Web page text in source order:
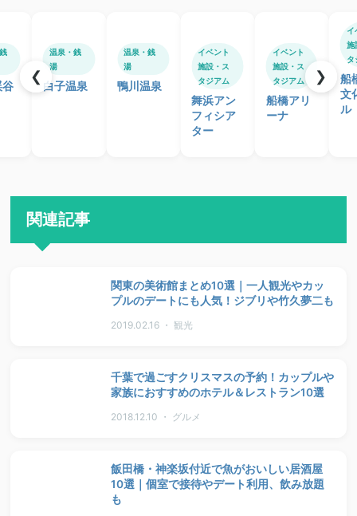
温泉・銭
湯
白子温泉
温泉・銭
湯
鴨川温泉
イベント
施設・ス
タジアム
舞浜アン
フィシア
ター
イベント
施設・ス
タジアム
船橋アリ
ーナ
イ
施
タ
船
文
ル
❮ ❯
関連記事
関東の美術館まとめ10選｜一人観光やカッ
プルのデートにも人気！ジブリや竹久夢二も
2019.02.16 ・ 観光
千葉で過ごすクリスマスの予約！カップルや
家族におすすめのホテル＆レストラン10選
2018.12.10 ・ グルメ
飯田橋・神楽坂付近で魚がおいしい居酒屋
10選｜個室で接待やデート利用、飲み放題
も